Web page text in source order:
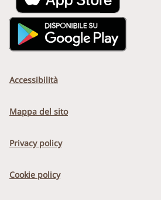
Accessibilità
Mappa del sito
Privacy policy
Cookie policy